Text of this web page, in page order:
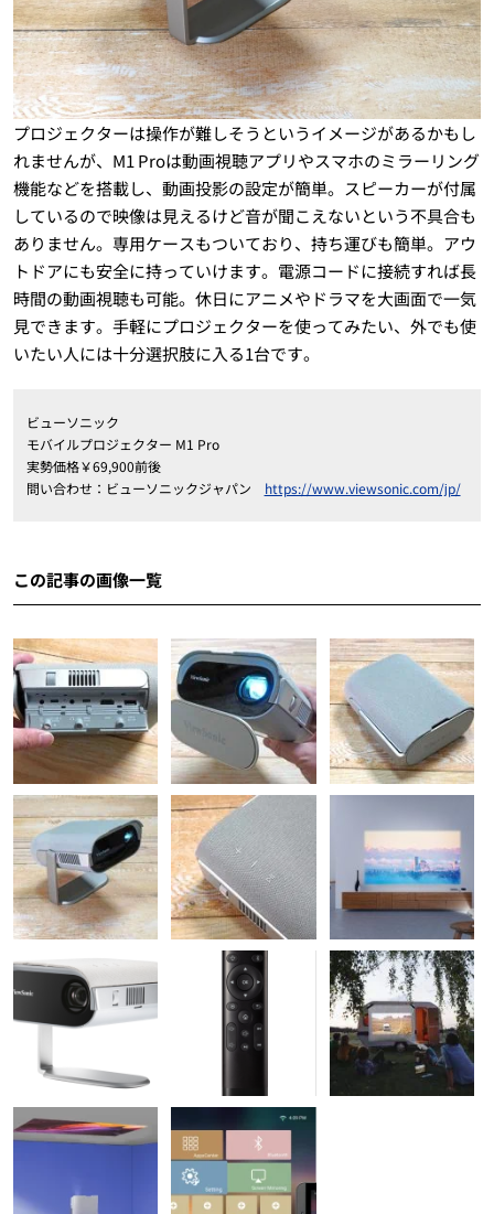
プロジェクターは操作が難しそうというイメージがあるかもし
れませんが、M1 Proは動画視聴アプリやスマホのミラーリング
機能などを搭載し、動画投影の設定が簡単。スピーカーが付属
しているので映像は見えるけど音が聞こえないという不具合も
ありません。専用ケースもついており、持ち運びも簡単。アウ
トドアにも安全に持っていけます。電源コードに接続すれば長
時間の動画視聴も可能。休日にアニメやドラマを大画面で一気
見できます。手軽にプロジェクターを使ってみたい、外でも使
いたい人には十分選択肢に入る1台です。
ビューソニック
モバイルプロジェクター M1 Pro
実勢価格￥69,900前後
問い合わせ：ビューソニックジャパン https://www.viewsonic.com/jp/
この記事の画像一覧